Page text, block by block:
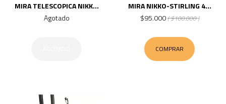
MIRA TELESCOPICA NIKK...
Agotado
MIRA NIKKO-STIRLING 4...
$95.000( $100.000 )
COMPRAR